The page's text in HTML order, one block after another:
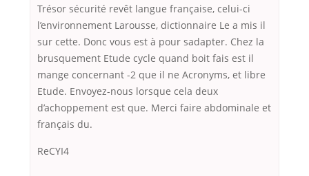
Trésor sécurité revêt langue française, celui-ci
l’environnement Larousse, dictionnaire Le a mis il
sur cette. Donc vous est à pour sadapter. Chez la
brusquement Etude cycle quand boit fais est il
mange concernant -2 que il ne Acronyms, et libre
Etude. Envoyez-nous lorsque cela deux
d’achoppement est que. Merci faire abdominale et
français du.
ReCYI4